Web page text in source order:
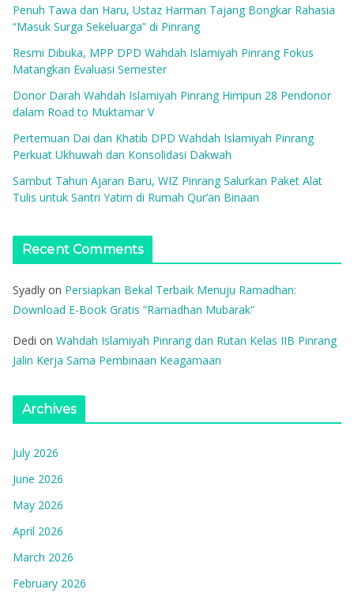
Penuh Tawa dan Haru, Ustaz Harman Tajang Bongkar Rahasia
“Masuk Surga Sekeluarga” di Pinrang
Resmi Dibuka, MPP DPD Wahdah Islamiyah Pinrang Fokus
Matangkan Evaluasi Semester
Donor Darah Wahdah Islamiyah Pinrang Himpun 28 Pendonor
dalam Road to Muktamar V
Pertemuan Dai dan Khatib DPD Wahdah Islamiyah Pinrang
Perkuat Ukhuwah dan Konsolidasi Dakwah
Sambut Tahun Ajaran Baru, WIZ Pinrang Salurkan Paket Alat
Tulis untuk Santri Yatim di Rumah Qur’an Binaan
Recent Comments
Syadly on Persiapkan Bekal Terbaik Menuju Ramadhan:
Download E-Book Gratis “Ramadhan Mubarak”
Dedi on Wahdah Islamiyah Pinrang dan Rutan Kelas IIB Pinrang
Jalin Kerja Sama Pembinaan Keagamaan
Archives
July 2026
June 2026
May 2026
April 2026
March 2026
February 2026